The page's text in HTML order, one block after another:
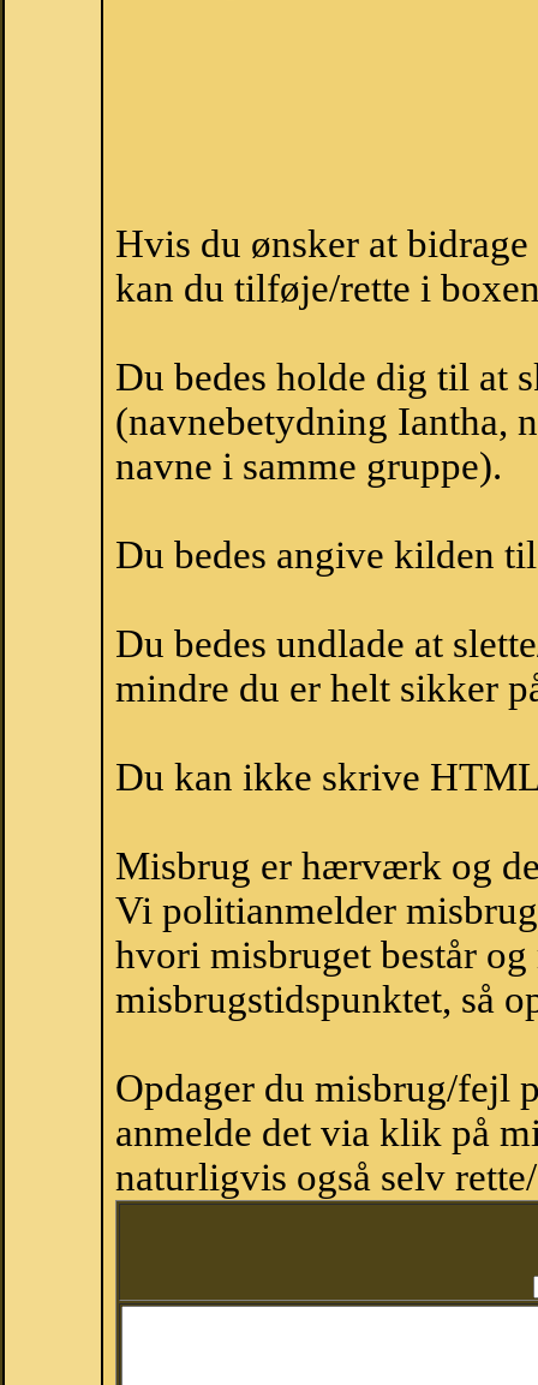
Hvis du ønsker at
kan du tilføje/rette i
Du bedes holde dig til at
(navnebetydning Iantha,
navne i samme gruppe).
Du bedes angive kilden
Du bedes undlade at
mindre du er helt sikker
Du kan ikke skrive
Misbrug er hærværk og
Vi politianmelder
hvori misbruget består
misbrugstidspunktet, så
Opdager du misbrug/fejl
anmelde det via klik på
naturligvis også selv